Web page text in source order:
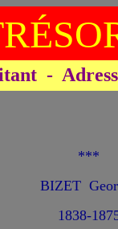
-
***
BIZET
1838-